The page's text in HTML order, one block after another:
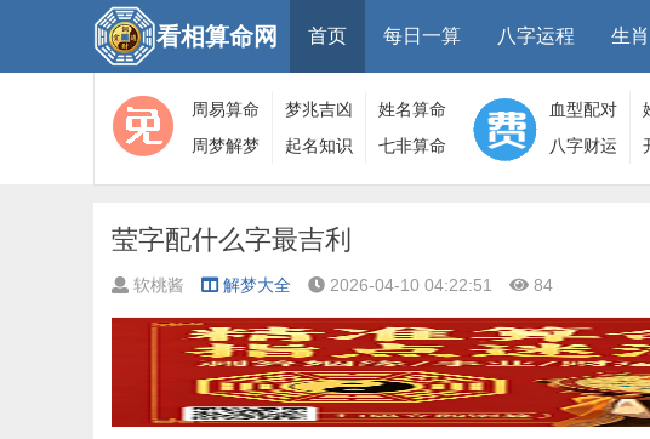
看相算命网 首页 每日一算 八字运程 生
周易算命 梦兆吉凶
姓名算命
周梦解梦
大全
起名知识
算命
七非算命
网
血型配对
八字财运
莹字配什么字最吉利
软桃酱 解梦大全 2026-04-10 04:22:51 84